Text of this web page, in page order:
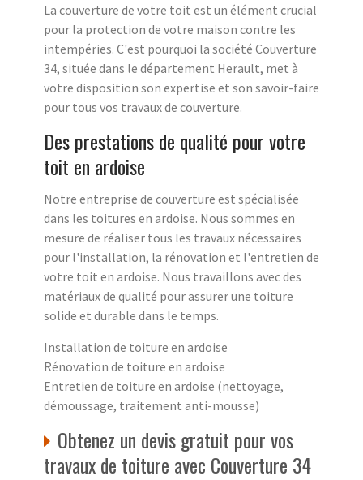
La couverture de votre toit est un élément crucial
pour la protection de votre maison contre les
intempéries. C'est pourquoi la société Couverture
34, située dans le département Herault, met à
votre disposition son expertise et son savoir-faire
pour tous vos travaux de couverture.
Des prestations de qualité pour votre
toit en ardoise
Notre entreprise de couverture est spécialisée
dans les toitures en ardoise. Nous sommes en
mesure de réaliser tous les travaux nécessaires
pour l'installation, la rénovation et l'entretien de
votre toit en ardoise. Nous travaillons avec des
matériaux de qualité pour assurer une toiture
solide et durable dans le temps.
Installation de toiture en ardoise
Rénovation de toiture en ardoise
Entretien de toiture en ardoise (nettoyage,
démoussage, traitement anti-mousse)
Obtenez un devis gratuit pour vos
travaux de toiture avec Couverture 34